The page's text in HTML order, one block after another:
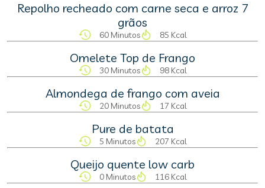
Repolho recheado com carne seca e arroz 7
grãos
60 Minutos 85 Kcal
Omelete Top de Frango
30 Minutos 98 Kcal
Almondega de frango com aveia
20 Minutos 17 Kcal
Pure de batata
5 Minutos 207 Kcal
Queijo quente low carb
0 Minutos 116 Kcal